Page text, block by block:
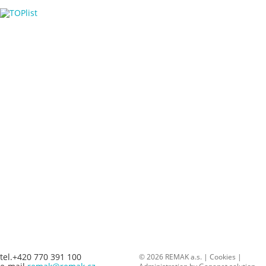
tel.+420 770 391 100
© 2026 REMAK a.s. | Cookies |